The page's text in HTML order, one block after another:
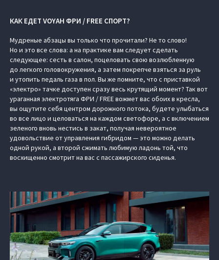
КАК ЕДЕТ VOYAH ФРИ / FREE СПОРТ?
Мудреные абзацы вы только что прочитали? Не то слово!
Но и это все слова: а на практике вам следует сделать
следующее: сесть в салон, поцеловать свою возлюбленную
до легкого головокружения, а затем покрепче взяться за руль
и утопить педаль газа в пол. Вы же помните, что с приставкой
«электро» тачке доступен сразу весь крутящий момент? Так вот
ураганная электротяга ФРИ / FREE вожмет вас обоих в кресла,
вы ощутите себя центром дорожного потока, будете улыбаться
во все лицо и целоваться на каждом светофоре, а с включением
зеленого вновь нестись в закат, получая невероятное
удовольствие от управления гибридом — это можно делать
одной рукой, а второй сжимать любимую ладонь той, что
восхищенно смотрит на вас с пассажирского сиденья.